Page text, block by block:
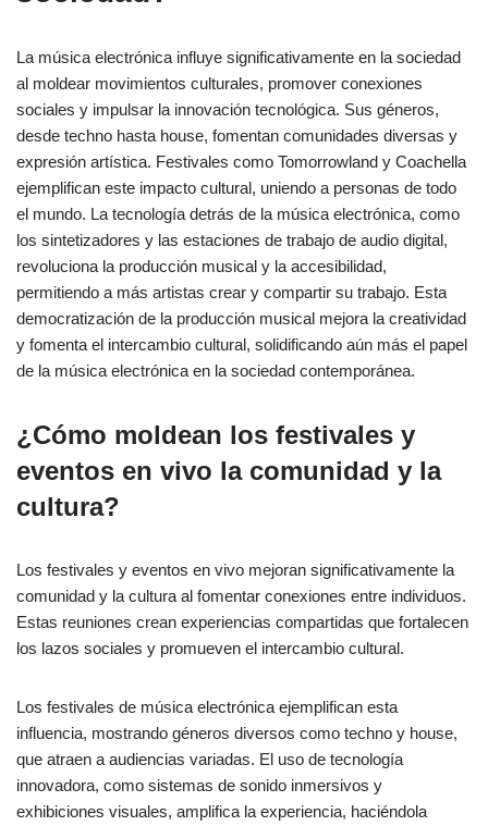
La música electrónica influye significativamente en la sociedad
al moldear movimientos culturales, promover conexiones
sociales y impulsar la innovación tecnológica. Sus géneros,
desde techno hasta house, fomentan comunidades diversas y
expresión artística. Festivales como Tomorrowland y Coachella
ejemplifican este impacto cultural, uniendo a personas de todo
el mundo. La tecnología detrás de la música electrónica, como
los sintetizadores y las estaciones de trabajo de audio digital,
revoluciona la producción musical y la accesibilidad,
permitiendo a más artistas crear y compartir su trabajo. Esta
democratización de la producción musical mejora la creatividad
y fomenta el intercambio cultural, solidificando aún más el papel
de la música electrónica en la sociedad contemporánea.
¿Cómo moldean los festivales y
eventos en vivo la comunidad y la
cultura?
Los festivales y eventos en vivo mejoran significativamente la
comunidad y la cultura al fomentar conexiones entre individuos.
Estas reuniones crean experiencias compartidas que fortalecen
los lazos sociales y promueven el intercambio cultural.
Los festivales de música electrónica ejemplifican esta
influencia, mostrando géneros diversos como techno y house,
que atraen a audiencias variadas. El uso de tecnología
innovadora, como sistemas de sonido inmersivos y
exhibiciones visuales, amplifica la experiencia, haciéndola